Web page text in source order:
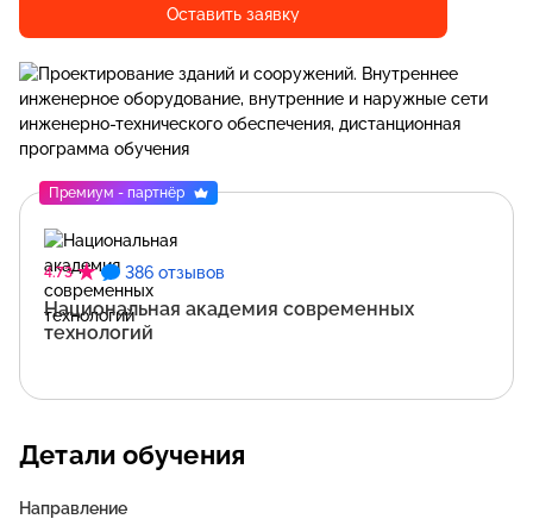
Оставить заявку
4.73 386 отзывов
Национальная академия современных
технологий
Премиум - партнёр
Детали обучения
Направление